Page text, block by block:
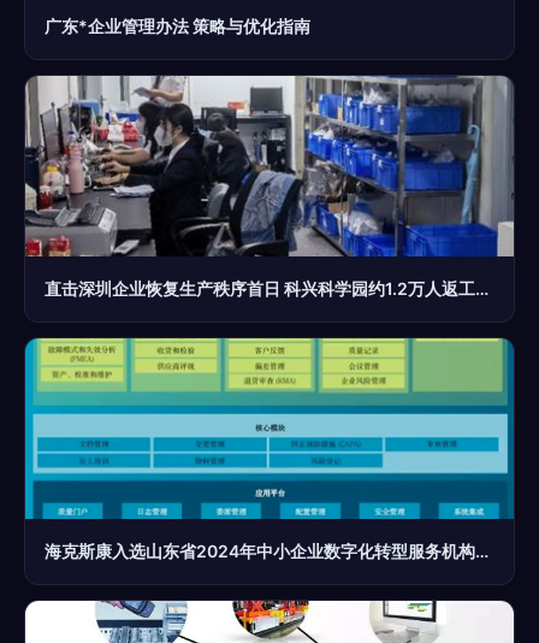
广东*企业管理办法 策略与优化指南
直击深圳企业恢复生产秩序首日 科兴科学园约1.2万人返工，企业管理策略显成效
海克斯康入选山东省2024年中小企业数字化转型服务机构，助力企业管理革新